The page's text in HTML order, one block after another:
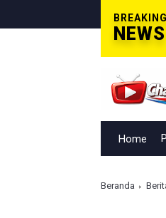
BREAKING
NEWS
Peserta Upacara HUT
Home
Beranda